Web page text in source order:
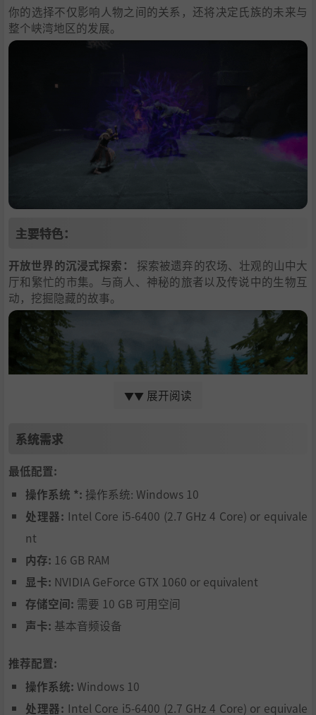
你的选择不仅影响人物之间的关系，还将决定氏族的未来与
整个峡湾地区的发展。
主要特色：
开放世界的沉浸式探索：
探索被遗弃的农场、壮观的山中大
厅和繁忙的市集。与商人、神秘的旅者以及传说中的生物互
动，挖掘隐藏的故事。
精通变形术：自由变身为多种动物形态，每种形态都具备独
特的战斗、潜行和解谜能力。你选择的动物决定了你的策略
与玩法。
▼▼ 展开阅读
系统需求
最低配置:
操作系统 *: 操作系统: Windows 10
处理器: Intel Core i5-6400 (2.7 GHz 4 Core) or equivale
nt
内存: 16 GB RAM
显卡: NVIDIA GeForce GTX 1060 or equivalent
存储空间: 需要 10 GB 可用空间
声卡: 基本音频设备
推荐配置:
操作系统: Windows 10
处理器: Intel Core i5-6400 (2.7 GHz 4 Core) or equivale